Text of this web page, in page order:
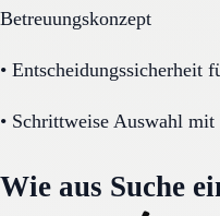
Betreuungskonzept
• Entscheidungssicherheit
• Schrittweise Auswahl
Wie aus Suche